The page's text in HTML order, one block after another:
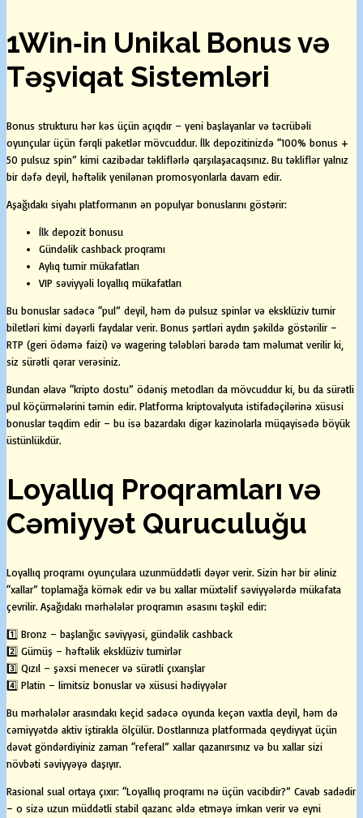
1Win‑in Unikal Bonus və
Təşviqat Sistemləri
Bonus strukturu hər kəs üçün açıqdır – yeni başlayanlar və təcrübəli
oyunçular üçün fərqli paketlər mövcuddur. İlk depozitinizdə “100% bonus +
50 pulsuz spin” kimi cazibədar təkliflərlə qarşılaşacaqsınız. Bu təkliflər yalnız
bir dəfə deyil, həftəlik yenilənən promosyonlarla davam edir.
Aşağıdakı siyahı platformanın ən populyar bonuslarını göstərir:
İlk depozit bonusu
Gündəlik cashback proqramı
Aylıq turnir mükafatları
VIP səviyyəli loyallıq mükafatları
Bu bonuslar sadəcə “pul” deyil, həm də pulsuz spinlər və eksklüziv turnir
biletləri kimi dəyərli faydalar verir. Bonus şərtləri aydın şəkildə göstərilir –
RTP (geri ödəmə faizi) və wagering tələbləri barədə tam məlumat verilir ki,
siz sürətli qərar verəsiniz.
Bundan əlavə “kripto dostu” ödəniş metodları da mövcuddur ki, bu da sürətli
pul köçürmələrini təmin edir. Platforma kriptovalyuta istifadəçilərinə xüsusi
bonuslar təqdim edir – bu isə bazardakı digər kazinolarla müqayisədə böyük
üstünlükdür.
Loyallıq Proqramları və
Cəmiyyət Quruculuğu
Loyallıq proqramı oyunçulara uzunmüddətli dəyər verir. Sizin hər bir əliniz
“xallar” toplamağa kömək edir və bu xallar müxtəlif səviyyələrdə mükafata
çevrilir. Aşağıdakı mərhələlər proqramın əsasını təşkil edir:
1️⃣ Bronz – başlanğıc səviyyəsi, gündəlik cashback
2️⃣ Gümüş – həftəlik eksklüziv turnirlər
3️⃣ Qızıl – şəxsi menecer və sürətli çıxarışlar
4️⃣ Platin – limitsiz bonuslar və xüsusi hədiyyələr
Bu mərhələlər arasındakı keçid sadəcə oyunda keçən vaxtla deyil, həm də
cəmiyyətdə aktiv iştirakla ölçülür. Dostlarınıza platformada qeydiyyat üçün
dəvət göndərdiyiniz zaman “referal” xallar qazanırsınız və bu xallar sizi
növbəti səviyyəyə daşıyır.
Rasional sual ortaya çıxır: “Loyallıq proqramı nə üçün vacibdir?” Cavab sadədir
– o sizə uzun müddətli stabil qazanc əldə etməyə imkan verir və eyni